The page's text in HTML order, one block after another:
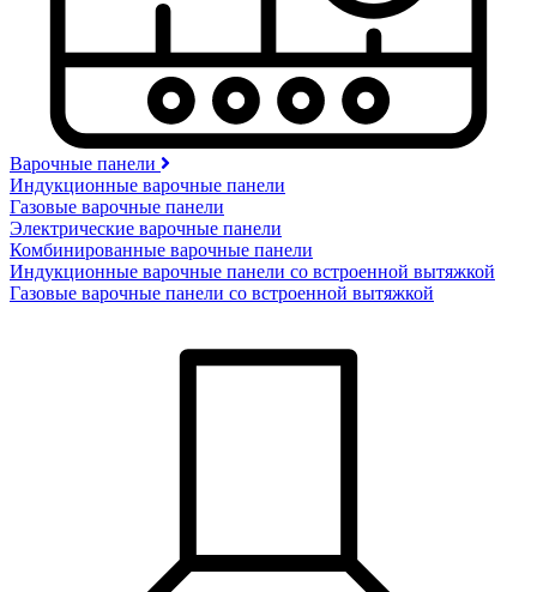
Варочные панели
Индукционные варочные панели
Газовые варочные панели
Электрические варочные панели
Комбинированные варочные панели
Индукционные варочные панели со встроенной вытяжкой
Газовые варочные панели со встроенной вытяжкой